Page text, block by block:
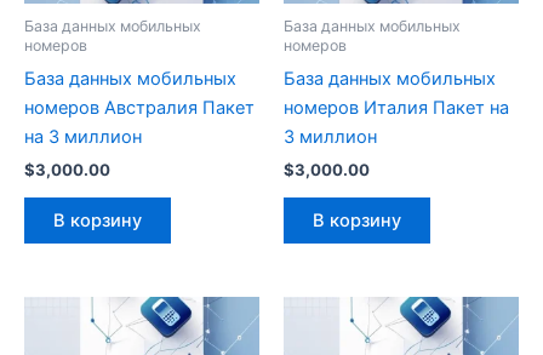
База данных мобильных
номеров
База данных мобильных
номеров Австралия Пакет
на 3 миллион
$3,000.00
В корзину
База данных мобильных
номеров
База данных мобильных
номеров Италия Пакет на
3 миллион
$3,000.00
В корзину